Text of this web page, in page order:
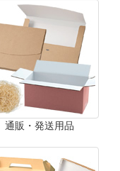
通販・発送用品